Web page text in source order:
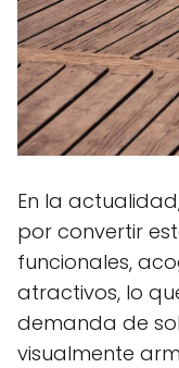
En la
por convertir
funcionales,
atractivos, lo
demanda de
visualmente